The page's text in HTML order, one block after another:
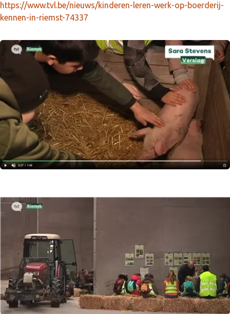
https://www.tvl.be/nieuws/kinderen-leren-werk-op-boerderij-
kennen-in-riemst-74337